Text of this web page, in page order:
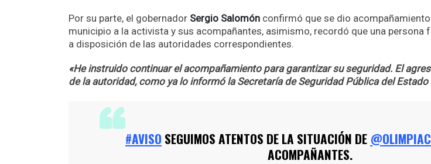
Por su parte, el gobernador Sergio Salomón confirmó que se dio
municipio a la activista y sus acompañantes, asimismo, recordó que una persona
a disposición de las autoridades correspondientes.
«He instruido continuar el acompañamiento para garantizar su seguridad. El
de la autoridad, como ya lo informó la Secretaría de Seguridad Pública del Estado
#AVISO SEGUIMOS ATENTOS DE LA SITUACIÓN DE
ACOMPAÑANTES.